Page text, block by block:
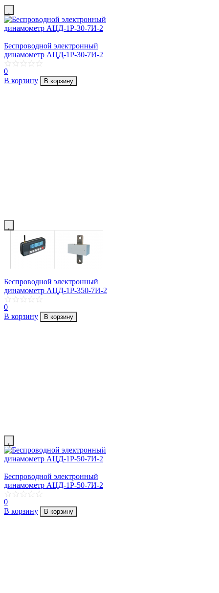
Беспроводной электронный
динамометр АЦД-1Р-30-7И-2
0
В корзину
В корзину
Беспроводной электронный
динамометр АЦД-1Р-350-7И-2
0
В корзину
В корзину
Беспроводной электронный
динамометр АЦД-1Р-50-7И-2
0
В корзину
В корзину